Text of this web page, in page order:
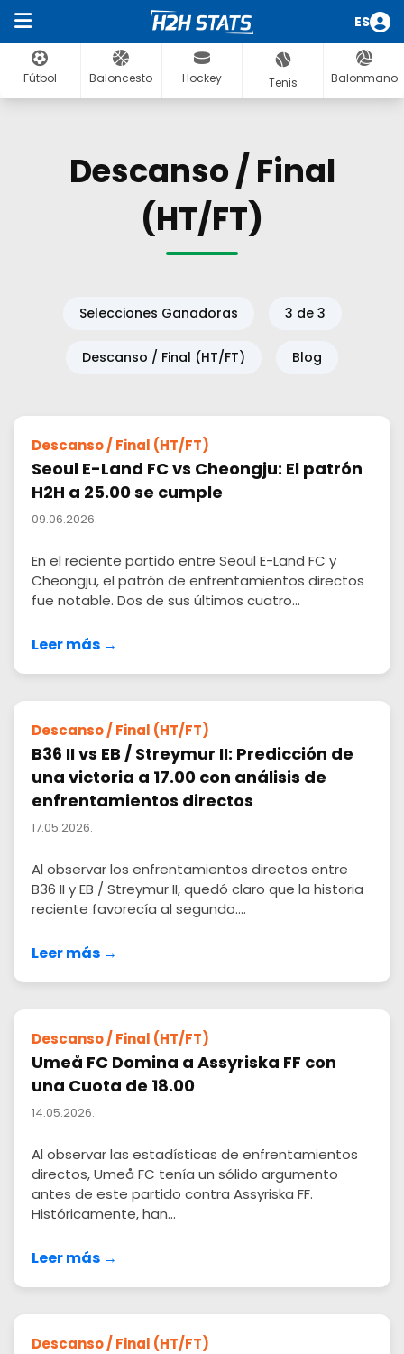
ES
Fútbol Baloncesto Hockey Tenis Balonmano
Descanso / Final
(HT/FT)
Selecciones Ganadoras 3 de 3
Descanso / Final (HT/FT) Blog
Descanso / Final (HT/FT)
Seoul E-Land FC vs Cheongju: El patrón
H2H a 25.00 se cumple
09.06.2026.
En el reciente partido entre Seoul E-Land FC y
Cheongju, el patrón de enfrentamientos directos
fue notable. Dos de sus últimos cuatro...
Leer más →
Descanso / Final (HT/FT)
B36 II vs EB / Streymur II: Predicción de
una victoria a 17.00 con análisis de
enfrentamientos directos
17.05.2026.
Al observar los enfrentamientos directos entre
B36 II y EB / Streymur II, quedó claro que la historia
reciente favorecía al segundo....
Leer más →
Descanso / Final (HT/FT)
Umeå FC Domina a Assyriska FF con
una Cuota de 18.00
14.05.2026.
Al observar las estadísticas de enfrentamientos
directos, Umeå FC tenía un sólido argumento
antes de este partido contra Assyriska FF.
Históricamente, han...
Leer más →
Descanso / Final (HT/FT)